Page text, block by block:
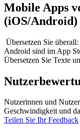
Mobile Apps
(iOS/Android)
Übersetzen Sie
Android sind im App
Übersetzen Sie Texte
Nutzerinnen und
Geschwindigkeit und
Teilen Sie Ihr Feedback